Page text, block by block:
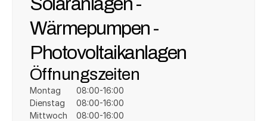
Wärmepumpen -
Photovoltaikanlagen
Öffnungszeiten
Montag
Dienstag
Mittwoch
08:00-16:00
08:00-16:00
08:00-16:00